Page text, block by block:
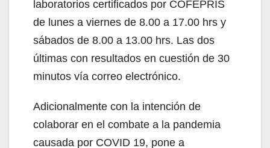
laboratorios certificados por COFEPRIS
de lunes a viernes de 8.00 a 17.00 hrs y
sábados de 8.00 a 13.00 hrs. Las dos
últimas con resultados en cuestión de 30
minutos vía correo electrónico.
Adicionalmente con la intención de
colaborar en el combate a la pandemia
causada por COVID 19, pone a